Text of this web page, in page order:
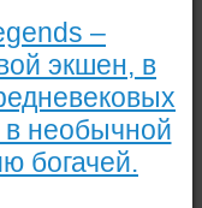
–
экшен, в
в необычной
богачей.